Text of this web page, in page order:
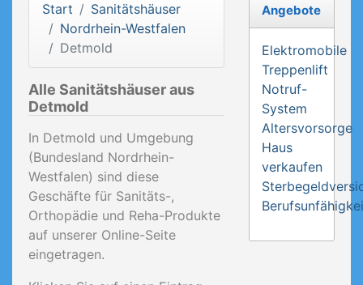
Start
Sanitätshäuser
Nordrhein-Westfalen
Detmold
Alle Sanitätshäuser aus
Detmold
In Detmold und Umgebung
(Bundesland Nordrhein-
Westfalen) sind diese
Geschäfte für Sanitäts-,
Orthopädie und Reha-Produkte
auf unserer Online-Seite
eingetragen.
Angebote
Elektromobile
Treppenlift
Notruf-
System
Altersvorsorge
Haus
verkaufen